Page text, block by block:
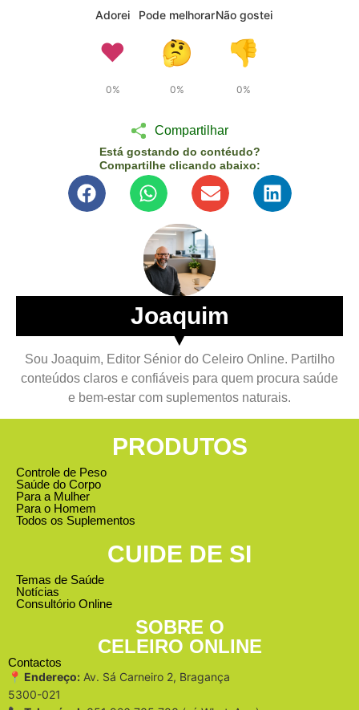
Adorei
❤️
0%
Pode melhorar
🤔
0%
Não gostei
👎
0%
Compartilhar
Está gostando do contéudo?
Compartilhe clicando abaixo:
Joaquim
▼
Sou Joaquim, Editor Sénior do Celeiro Online. Partilho
conteúdos claros e confiáveis para quem procura saúde
e bem-estar com suplementos naturais.
PRODUTOS
Controle de Peso
Saúde do Corpo
Para a Mulher
Para o Homem
Todos os Suplementos
CUIDE DE SI
Temas de Saúde
Notícias
Consultório Online
SOBRE O
CELEIRO ONLINE
Contactos
📍 Endereço: Av. Sá Carneiro 2, Bragança
5300-021